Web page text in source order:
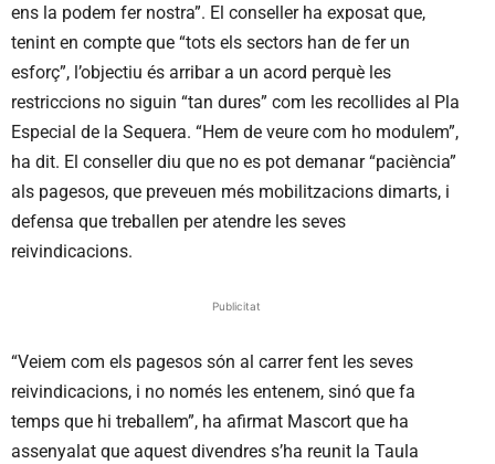
ens la podem fer nostra”. El conseller ha exposat que,
tenint en compte que “tots els sectors han de fer un
esforç”, l’objectiu és arribar a un acord perquè les
restriccions no siguin “tan dures” com les recollides al Pla
Especial de la Sequera. “Hem de veure com ho modulem”,
ha dit. El conseller diu que no es pot demanar “paciència”
als pagesos, que preveuen més mobilitzacions dimarts, i
defensa que treballen per atendre les seves
reivindicacions.
Publicitat
“Veiem com els pagesos són al carrer fent les seves
reivindicacions, i no només les entenem, sinó que fa
temps que hi treballem”, ha afirmat Mascort que ha
assenyalat que aquest divendres s’ha reunit la Taula